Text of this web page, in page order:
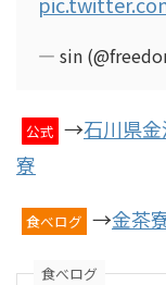
— sin
公式 →石川県
寮
食べログ →金茶
食べログ